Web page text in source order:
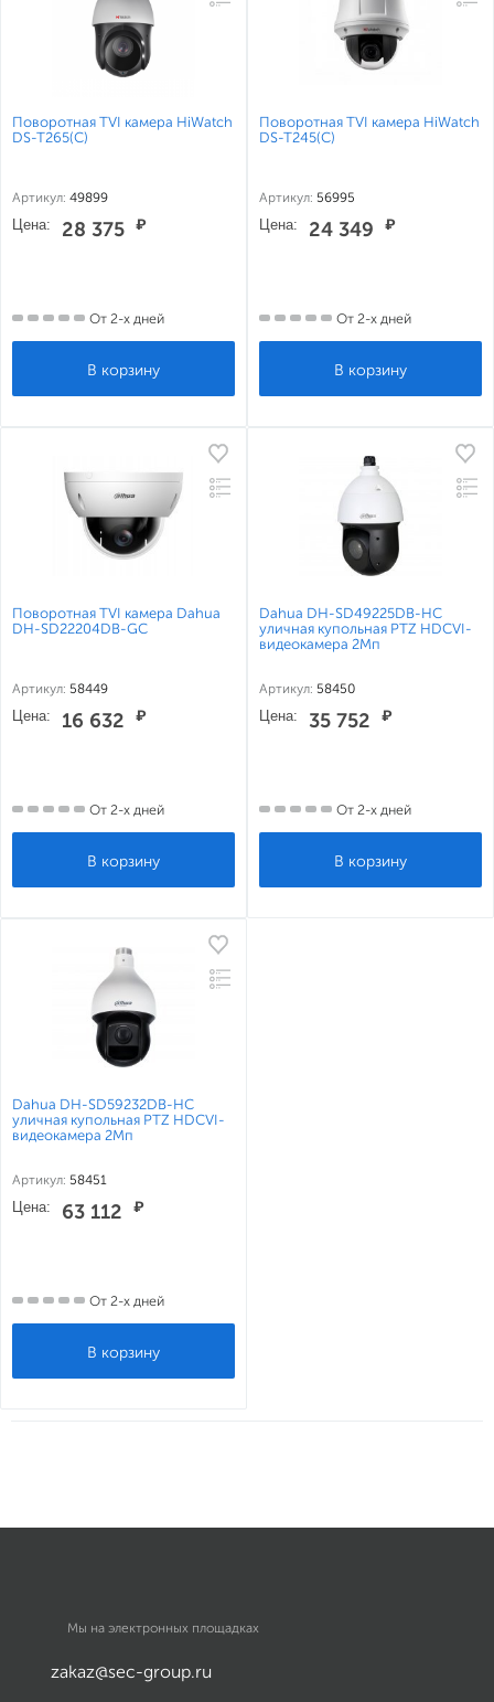
Поворотная TVI камера HiWatch
DS-T265(C)
Артикул: 49899
Цена: 28 375 ₽
От 2-х дней
Поворотная TVI камера HiWatch
DS-T245(C)
Артикул: 56995
Цена: 24 349 ₽
От 2-х дней
Поворотная TVI камера Dahua
DH-SD22204DB-GC
Артикул: 58449
Цена: 16 632 ₽
От 2-х дней
Dahua DH-SD49225DB-HC
уличная купольная PTZ HDCVI-
видеокамера 2Мп
Артикул: 58450
Цена: 35 752 ₽
От 2-х дней
Dahua DH-SD59232DB-HC
уличная купольная PTZ HDCVI-
видеокамера 2Мп
Артикул: 58451
Цена: 63 112 ₽
От 2-х дней
Мы на электронных площадках
zakaz@sec-group.ru